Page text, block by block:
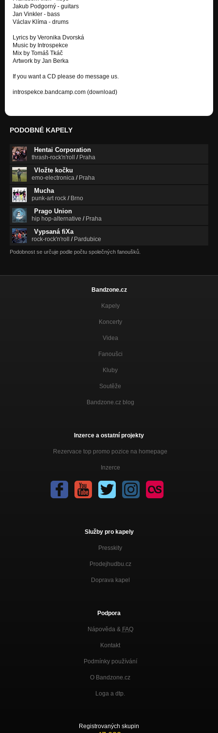
Track 00
Euridiké
Track 01
Euridiké
---
Euridiké
Euridiké
---
Euridiké
Track 04
Euridiké
Track 05
---
Euridiké
Jakub Podgorný - guitars
Jan Vinkler - bass
Václav Klíma - drums
Lyrics by Veronika Dvorská
Music by Introspekce
Mix by Tomáš Tkáč
Artwork by Jan Berka
If you want a CD please do message us.
introspekce.bandcamp.com (download)
PODOBNÉ KAPELY
Hentai Corporation
thrash-rock'n'roll / Praha
Vložte kočku
emo-electronica / Praha
Mucha
punk-art rock / Brno
Prago Union
hip hop-alternative / Praha
Vypsaná fiXa
rock-rock'n'roll / Pardubice
Podobnost se určuje podle počtu společných fanoušků.
Bandzone.cz
Kapely
Koncerty
Videa
Fanoušci
Kluby
Soutěže
Bandzone.cz blog
Inzerce a ostatní projekty
Rezervace top promo pozice na homepage
Inzerce
Služby pro kapely
Presskity
Prodejhudbu.cz
Doprava kapel
Podpora
Nápověda & FAQ
Kontakt
Podmínky používání
O Bandzone.cz
Loga a dtp.
Registrovaných skupin